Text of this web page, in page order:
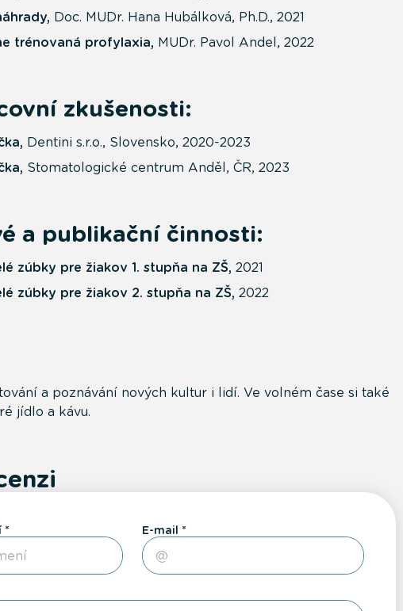
Doc. MUDr. Hana Hubálková, Ph.D., 2021
trénovaná profylaxia, MUDr. Pavol Andel, 2022
zkušenosti:
Dentini s.r.o., Slovensko, 2020-2023
Stomatologické centrum Anděl, ČR, 2023
a publikační činnosti:
zúbky pre žiakov 1. stupňa na ZŠ,2021
zúbky pre žiakov 2. stupňa na ZŠ,2022
a poznávání nových kultur i lidí. Ve volném čase si také
jídlo a kávu.
E-mail